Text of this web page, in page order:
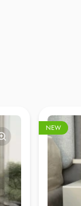
NEW